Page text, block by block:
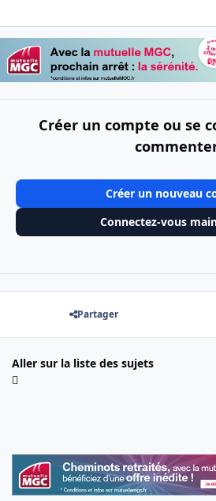
Créer un compte ou se
Créer un nouveau
Connectez-vous
Partager
Aller sur la liste des sujets